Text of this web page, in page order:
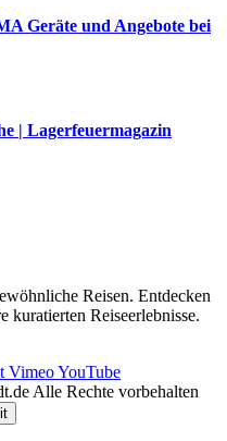
Geräte und Angebote bei
| Lagerfeuermagazin
Reisen. Entdecken
kuratierten Reiseerlebnisse.
VimeoYouTube
Alle Rechte vorbehalten